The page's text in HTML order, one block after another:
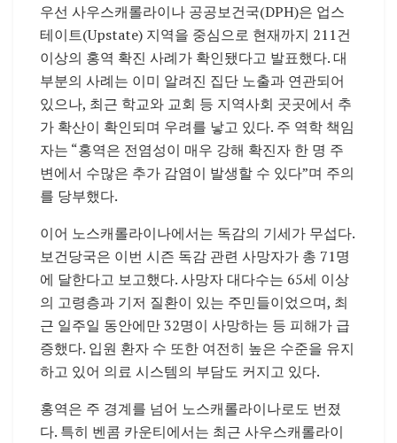
우선 사우스캐롤라이나 공공보건국(DPH)은 업스
테이트(Upstate) 지역을 중심으로 현재까지 211건
이상의 홍역 확진 사례가 확인됐다고 발표했다. 대
부분의 사례는 이미 알려진 집단 노출과 연관되어
있으나, 최근 학교와 교회 등 지역사회 곳곳에서 추
가 확산이 확인되며 우려를 낳고 있다. 주 역학 책임
자는 “홍역은 전염성이 매우 강해 확진자 한 명 주
변에서 수많은 추가 감염이 발생할 수 있다”며 주의
를 당부했다.
이어 노스캐롤라이나에서는 독감의 기세가 무섭다.
보건당국은 이번 시즌 독감 관련 사망자가 총 71명
에 달한다고 보고했다. 사망자 대다수는 65세 이상
의 고령층과 기저 질환이 있는 주민들이었으며, 최
근 일주일 동안에만 32명이 사망하는 등 피해가 급
증했다. 입원 환자 수 또한 여전히 높은 수준을 유지
하고 있어 의료 시스템의 부담도 커지고 있다.
홍역은 주 경계를 넘어 노스캐롤라이나로도 번졌
다. 특히 벤콤 카운티에서는 최근 사우스캐롤라이